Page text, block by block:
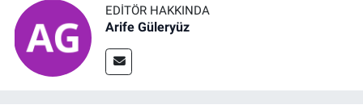
EDITÖR HAKKINDA
Arife Güleryüz